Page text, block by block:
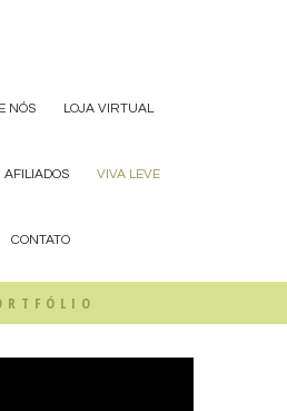
NÓS LOJA VIRTUAL
AFILIADOS VIVA LEVE
CONTATO